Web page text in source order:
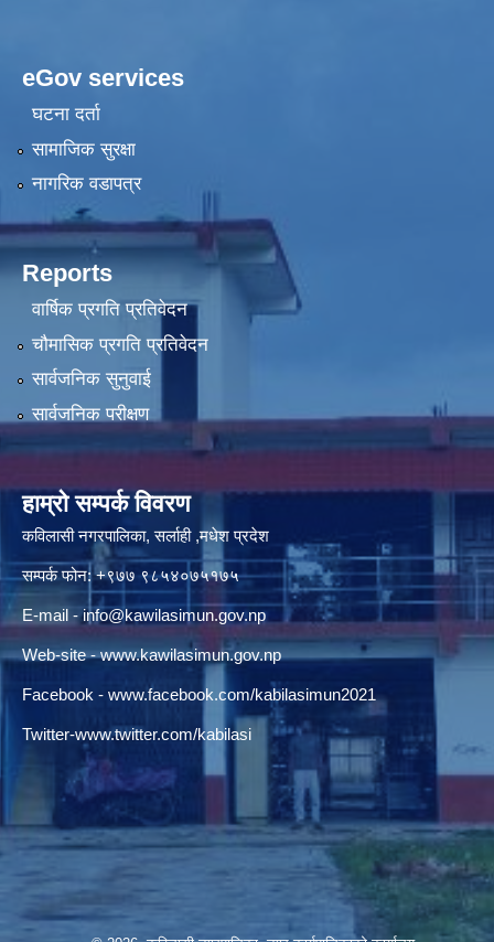
eGov services
घटना दर्ता
सामाजिक सुरक्षा
नागरिक वडापत्र
Reports
वार्षिक प्रगति प्रतिवेदन
चौमासिक प्रगति प्रतिवेदन
सार्वजनिक सुनुवाई
सार्वजनिक परीक्षण
हाम्रो सम्पर्क विवरण
कविलासी नगरपालिका, सर्लाही ,मधेश प्रदेश
सम्पर्क फोन: +९७७ ९८५४०७५१७५
E-mail -info@kawilasimun.gov.np
Web-site -www.kawilasimun.gov.np
Facebook - www.facebook.com/kabilasimun2021
Twitter-www.twitter.com/kabilasi